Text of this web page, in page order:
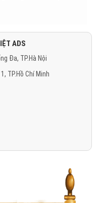
ADS
Đa, TP.Hà Nội
TP.Hồ Chí Minh